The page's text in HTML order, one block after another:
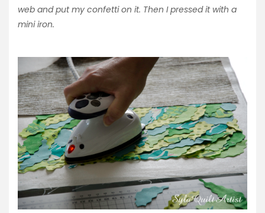
web and put my confetti on it. Then I pressed it with a
mini iron.